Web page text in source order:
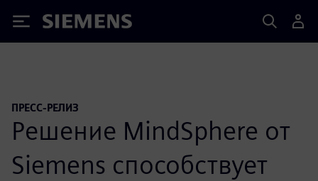
Siemens
ПРЕСС-РЕЛИЗ
Решение MindSphere от
Siemens способствует